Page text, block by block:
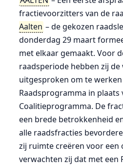
fractievoorzitters van de
Aalten – de gekozen
donderdag 29 maart
met elkaar gemaakt. Voor
raadsperiode hebben zij
uitgesproken om te
Raadsprogramma in plaats
Coalitieprogramma. De
een brede betrokkenheid
alle raadsfracties
zij ruimte creëren voor een
verwachten zij dat met een